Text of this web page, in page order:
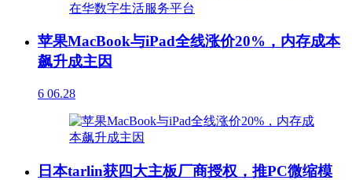
苹果MacBook与iPad全线涨价20%，内存成本
飙升成主因
6 06.28
日本tarlin获四大主板厂商授权，推PC微缩模